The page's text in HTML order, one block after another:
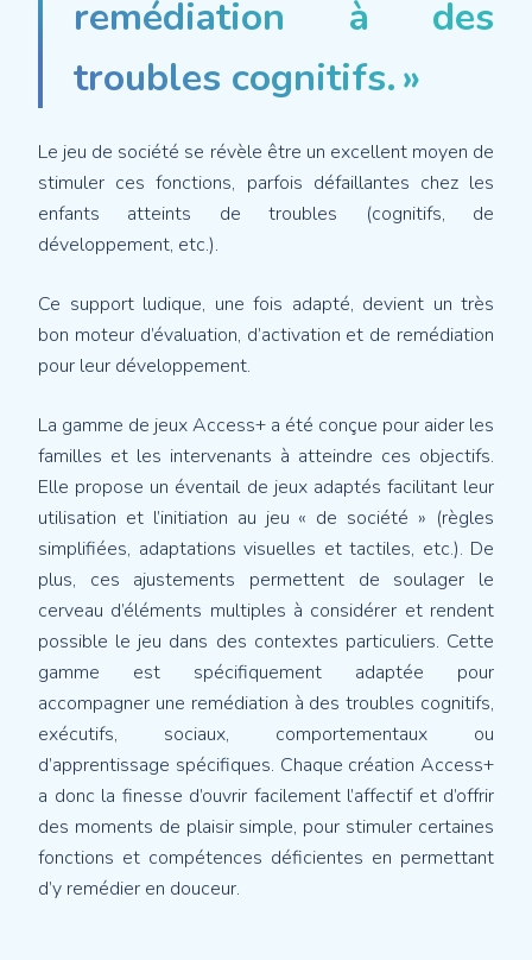
remédiation à des
troubles cognitifs. »
Le jeu de société se révèle être un excellent moyen de
stimuler ces fonctions, parfois défaillantes chez les
enfants atteints de troubles (cognitifs, de
développement, etc.).
Ce support ludique, une fois adapté, devient un très
bon moteur d’évaluation, d’activation et de remédiation
pour leur développement.
La gamme de jeux Access+ a été conçue pour aider les
familles et les intervenants à atteindre ces objectifs.
Elle propose un éventail de jeux adaptés facilitant leur
utilisation et l’initiation au jeu « de société » (règles
simplifiées, adaptations visuelles et tactiles, etc.). De
plus, ces ajustements permettent de soulager le
cerveau d’éléments multiples à considérer et rendent
possible le jeu dans des contextes particuliers. Cette
gamme est spécifiquement adaptée pour
accompagner une remédiation à des troubles cognitifs,
exécutifs, sociaux, comportementaux ou
d’apprentissage spécifiques. Chaque création Access+
a donc la finesse d’ouvrir facilement l’affectif et d’offrir
des moments de plaisir simple, pour stimuler certaines
fonctions et compétences déficientes en permettant
d’y remédier en douceur.